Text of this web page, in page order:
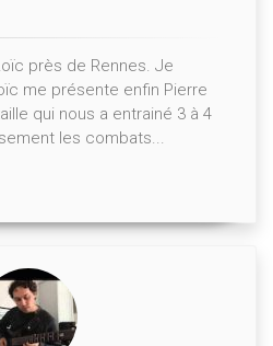
près de Rennes. Je
me présente enfin Pierre
qui nous a entrainé 3 à 4
les combats...